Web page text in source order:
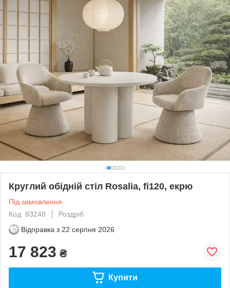
Круглий обідній стіл Rosalia, fi120, екрю
Під замовлення
Код: 83248
Роздріб
Відправка з 22 серпня 2026
17 823 ₴
Купити